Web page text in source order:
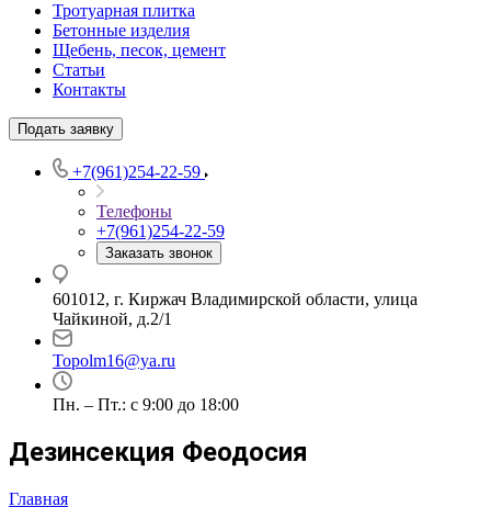
Тротуарная плитка
Бетонные изделия
Щебень, песок, цемент
Статьи
Контакты
Подать заявку
+7(961)254-22-59
Телефоны
+7(961)254-22-59
Заказать звонок
601012, г. Киржач Владимирской области, улица
Чайкиной, д.2/1
Topolm16@ya.ru
Пн. – Пт.: с 9:00 до 18:00
Дезинсекция Феодосия
Главная